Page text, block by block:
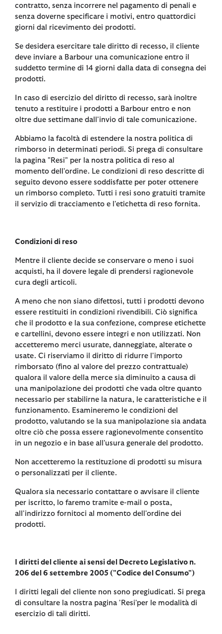
contratto, senza incorrere nel pagamento di penali e
senza doverne specificare i motivi, entro quattordici
giorni dal ricevimento dei prodotti.
Se desidera esercitare tale diritto di recesso, il cliente
deve inviare a Barbour una comunicazione entro il
suddetto termine di 14 giorni dalla data di consegna dei
prodotti.
In caso di esercizio del diritto di recesso, sarà inoltre
tenuto a restituire i prodotti a Barbour entro e non
oltre due settimane dall'invio di tale comunicazione.
Abbiamo la facoltà di estendere la nostra politica di
rimborso in determinati periodi. Si prega di consultare
la pagina "Resi" per la nostra politica di reso al
momento dell'ordine. Le condizioni di reso descritte di
seguito devono essere soddisfatte per poter ottenere
un rimborso completo. Tutti i resi sono gratuiti tramite
il servizio di tracciamento e l'etichetta di reso fornita.
Condizioni di reso
Mentre il cliente decide se conservare o meno i suoi
acquisti, ha il dovere legale di prendersi ragionevole
cura degli articoli.
A meno che non siano difettosi, tutti i prodotti devono
essere restituiti in condizioni rivendibili. Ciò significa
che il prodotto e la sua confezione, comprese etichette
e cartellini, devono essere integri e non utilizzati. Non
accetteremo merci usurate, danneggiate, alterate o
usate. Ci riserviamo il diritto di ridurre l'importo
rimborsato (fino al valore del prezzo contrattuale)
qualora il valore della merce sia diminuito a causa di
una manipolazione dei prodotti che vada oltre quanto
necessario per stabilirne la natura, le caratteristiche e il
funzionamento. Esamineremo le condizioni del
prodotto, valutando se la sua manipolazione sia andata
oltre ciò che possa essere ragionevolmente consentito
in un negozio e in base all'usura generale del prodotto.
Non accetteremo la restituzione di prodotti su misura
o personalizzati per il cliente.
Qualora sia necessario contattare o avvisare il cliente
per iscritto, lo faremo tramite e-mail o posta,
all'indirizzo fornitoci al momento dell'ordine dei
prodotti.
I diritti del cliente ai sensi del Decreto Legislativo n.
206 del 6 settembre 2005 ("Codice del Consumo")
I diritti legali del cliente non sono pregiudicati. Si prega
di consultare la nostra pagina 'Resi'per le modalità di
esercizio di tali diritti.